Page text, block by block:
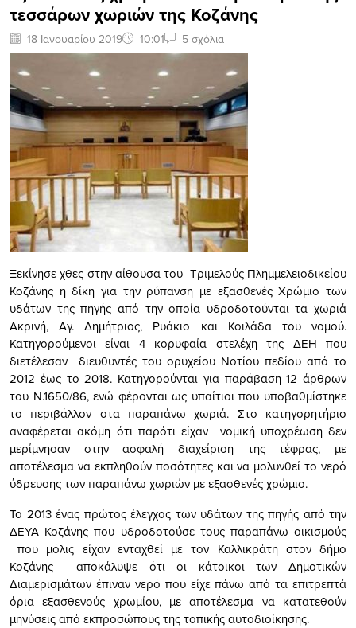
τεσσάρων χωριών της Κοζάνης
18 Ιανουαρίου 2019 10:01 5 σχόλια
Ξεκίνησε χθες στην αίθουσα του Τριμελούς Πλημμελειοδικείου
Κοζάνης η δίκη για την ρύπανση με εξασθενές Χρώμιο των
υδάτων της πηγής από την οποία υδροδοτούνται τα χωριά
Ακρινή, Αγ. Δημήτριος, Ρυάκιο και Κοιλάδα του νομού.
Κατηγορούμενοι είναι 4 κορυφαία στελέχη της ΔΕΗ που
διετέλεσαν διευθυντές του ορυχείου Νοτίου πεδίου από το
2012 έως το 2018. Κατηγορούνται για παράβαση 12 άρθρων
του Ν.1650/86, ενώ φέρονται ως υπαίτιοι που υποβαθμίστηκε
το περιβάλλον στα παραπάνω χωριά. Στο κατηγορητήριο
αναφέρεται ακόμη ότι παρότι είχαν νομική υποχρέωση δεν
μερίμνησαν στην ασφαλή διαχείριση της τέφρας, με
αποτέλεσμα να εκπληθούν ποσότητες και να μολυνθεί το νερό
ύδρευσης των παραπάνω χωριών με εξασθενές χρώμιο.
Το 2013 ένας πρώτος έλεγχος των υδάτων της πηγής από την
ΔΕΥΑ Κοζάνης που υδροδοτούσε τους παραπάνω οικισμούς
που μόλις είχαν ενταχθεί με τον Καλλικράτη στον δήμο
Κοζάνης αποκάλυψε ότι οι κάτοικοι των Δημοτικών
Διαμερισμάτων έπιναν νερό που είχε πάνω από τα επιτρεπτά
όρια εξασθενούς χρωμίου, με αποτέλεσμα να κατατεθούν
μηνύσεις από εκπροσώπους της τοπικής αυτοδιοίκησης.